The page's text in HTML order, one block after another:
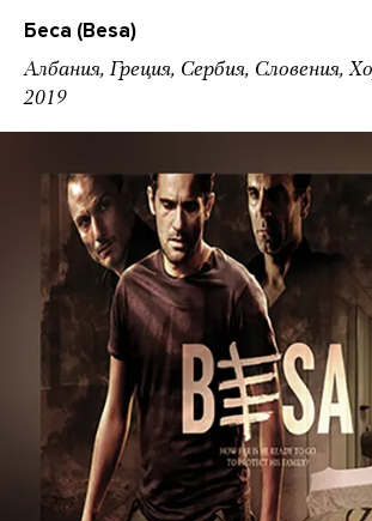
Беса (Besa)
Албания, Греция, Сербия, Словения,
2019